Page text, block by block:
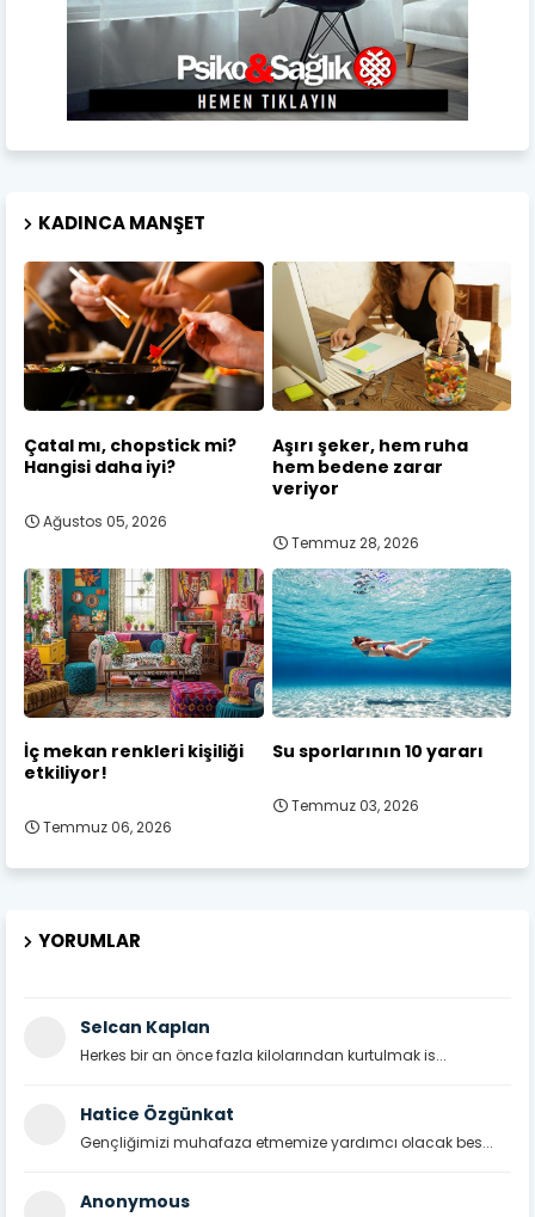
KADINCA MANŞET
Çatal mı, chopstick mi?
Hangisi daha iyi?
Ağustos 05, 2026
Aşırı şeker, hem ruha
hem bedene zarar
veriyor
Temmuz 28, 2026
İç mekan renkleri kişiliği
etkiliyor!
Temmuz 06, 2026
Su sporlarının 10 yararı
Temmuz 03, 2026
YORUMLAR
Selcan Kaplan
Herkes bir an önce fazla kilolarından kurtulmak is...
Hatice Özgünkat
Gençliğimizi muhafaza etmemize yardımcı olacak bes...
Anonymous